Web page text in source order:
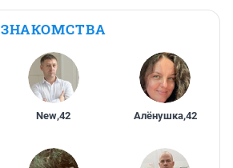
ЗНАКОМСТВА
New,42 Алёнушка,42